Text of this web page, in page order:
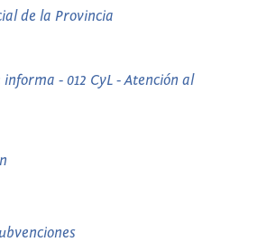
de la Provincia
- 012 CyL - Atención al